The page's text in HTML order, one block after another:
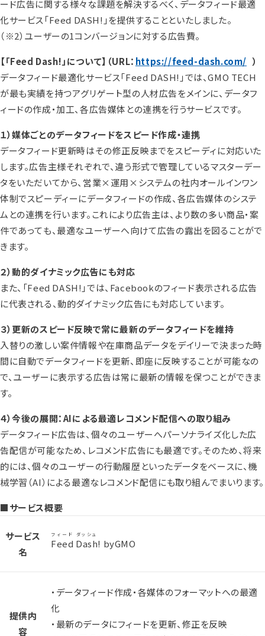
ード広告に関する様々な課題を解決するべく、データフィード最適
化サービス「Feed DASH!」を提供することといたしました。
（※2）ユーザーの1コンバージョンに対する広告費。
【「Feed Dash!」について】（URL： https://feed-dash.com/ ）
データフィード最適化サービス「Feed DASH!」では、GMO TECH
が最も実績を持つアグリゲート型の人材広告をメインに、データフ
ィードの作成・加工、各広告媒体との連携を行うサービスです。
１）媒体ごとのデータフィードをスピード作成・連携
データフィード更新時はその修正反映までをスピーディに対応いた
します。広告主様それぞれで、違う形式で管理しているマスターデー
タをいただいてから、営業×運用×システムの社内オールインワン
体制でスピーディーにデータフィードの作成、各広告媒体のシステ
ムとの連携を行います。これにより広告主は、より数の多い商品・案
件であっても、最適なユーザーへ向けて広告の露出を図ることがで
きます。
２）動的ダイナミック広告にも対応
また、「Feed DASH!」では、Facebookのフィード表示される広告
に代表される、動的ダイナミック広告にも対応しています。
３）更新のスピード反映で常に最新のデータフィードを維持
入替りの激しい案件情報や在庫商品データをデイリーで決まった時
間に自動でデータフィードを更新、即座に反映することが可能なの
で、ユーザーに表示する広告は常に最新の情報を保つことができま
す。
４）今後の展開：AIによる最適レコメンド配信への取り組み
データフィード広告は、個々のユーザーへパーソナライズ化した広
告配信が可能なため、レコメンド広告にも最適です。そのため、将来
的には、個々のユーザーの行動履歴といったデータをベースに、機
械学習（AI）による最適なレコメンド配信にも取り組んでまいります。
■サービス概要
サービス
名
Feed
フィード
Dash
ダッシュ
! byGMO
提供内
容
・データフィード作成・各媒体のフォーマットへの最適
化
・最新のデータにフィードを更新、修正を反映